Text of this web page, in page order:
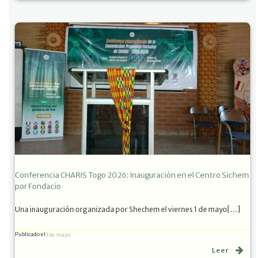
Conferencia CHARIS Togo 2026: Inauguración en el Centro Sichem
por Fondacio
Una inauguración organizada por Shechem el viernes 1 de mayo[…]
Publicado el3 de mayo
Leer